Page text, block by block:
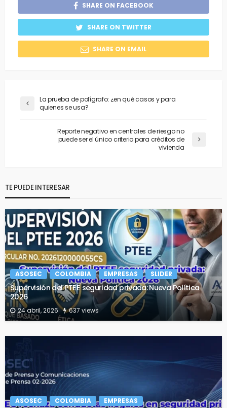
SHARE ON FACEBOOK
SHARE ON TWITTER
SHARE ON EMAIL
La prueba de polígrafo: ¿en qué casos y para
quienes se usa?
Reporte negativo en centrales de riesgo no
puede ser el único criterio para créditos de
vivienda
TE PUEDE INTERESAR
ASOSEC COLOMBIA EMPRESAS SLIDER
Supervisión del PTEE seguridad privada: Nueva Política
2026
24 abril, 2026 637 views
ASOSEC COLOMBIA EMPRESAS